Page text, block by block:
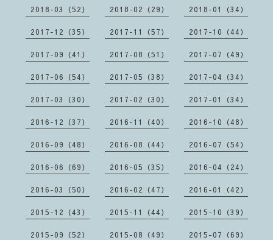
2018-03（52） 2018-02（29） 2018-01（34）
2017-12（35） 2017-11（57） 2017-10（44）
2017-09（41） 2017-08（51） 2017-07（49）
2017-06（54） 2017-05（38） 2017-04（34）
2017-03（30） 2017-02（30） 2017-01（34）
2016-12（37） 2016-11（40） 2016-10（48）
2016-09（48） 2016-08（44） 2016-07（54）
2016-06（69） 2016-05（35） 2016-04（24）
2016-03（50） 2016-02（47） 2016-01（42）
2015-12（43） 2015-11（44） 2015-10（39）
2015-09（52） 2015-08（49） 2015-07（69）